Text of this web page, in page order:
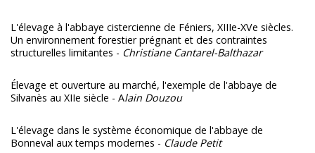
L'élevage à l'abbaye cistercienne de Féniers, XIIIe-XVe siècles.
Un environnement forestier prégnant et des contraintes
structurelles limitantes - Christiane Cantarel-Balthazar
Élevage et ouverture au marché, l'exemple de l'abbaye de
Silvanès au XIIe siècle - Alain Douzou
L'élevage dans le système économique de l'abbaye de
Bonneval aux temps modernes - Claude Petit